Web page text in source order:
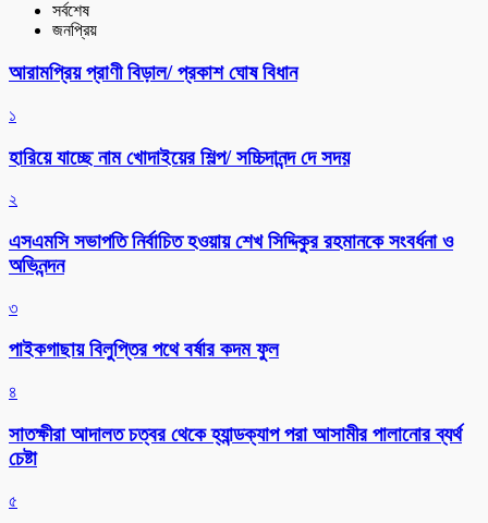
সর্বশেষ
জনপ্রিয়
আরামপ্রিয় প্রাণী বিড়াল/ প্রকাশ ঘোষ বিধান
১
হারিয়ে যাচ্ছে নাম খোদাইয়ের শিল্প/ সচ্চিদানন্দ দে সদয়
২
এসএমসি সভাপতি নির্বাচিত হওয়ায় শেখ সিদ্দিকুর রহমানকে সংবর্ধনা ও
অভিনন্দন
৩
পাইকগাছায় বিলুপ্তির পথে বর্ষার কদম ফুল
৪
সাতক্ষীরা আদালত চত্বর থেকে হ্যান্ডক্যাপ পরা আসামীর পালানোর ব্যর্থ
চেষ্টা
৫